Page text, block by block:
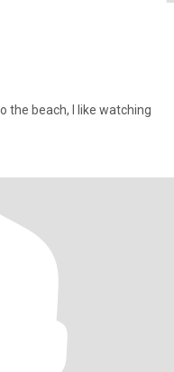
the beach, I like watching